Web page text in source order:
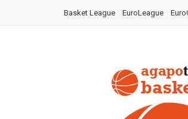
Basket League EuroLeague